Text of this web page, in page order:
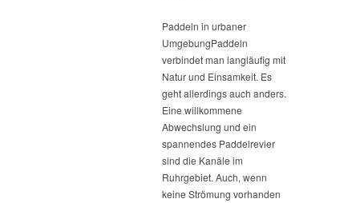
Paddeln in urbaner
UmgebungPaddeln
verbindet man langläufig mit
Natur und Einsamkeit. Es
geht allerdings auch anders.
Eine willkommene
Abwechslung und ein
spannendes Paddelrevier
sind die Kanäle im
Ruhrgebiet. Auch, wenn
keine Strömung vorhanden